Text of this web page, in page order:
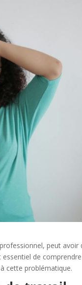
peut avoir
de
cette problématique.